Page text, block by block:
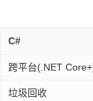
C#
跨平台(.NET
垃圾回收